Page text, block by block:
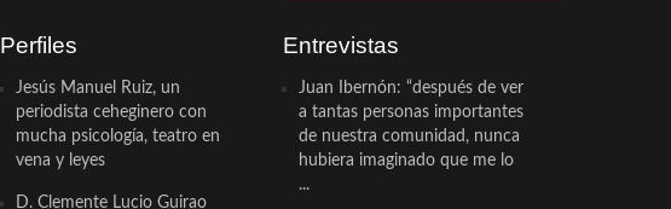
Perfiles
Jesús Manuel Ruiz, un
periodista ceheginero con
mucha psicología, teatro en
vena y leyes
D. Clemente Lucio Guirao
Entrevistas
Juan Ibernón: “después de ver
a tantas personas importantes
de nuestra comunidad, nunca
hubiera imaginado que me lo
...